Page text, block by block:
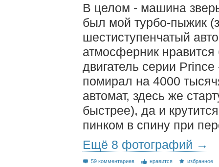
В целом - машина
был мой турбо-пыжик
шестиступенчатый
атмосферник
двигатель серии
помирал на 4000
автомат, здесь же
быстрее), да и
пинком в спину при
Ещё 8 фотографий →
59 комментариев нравится избранное